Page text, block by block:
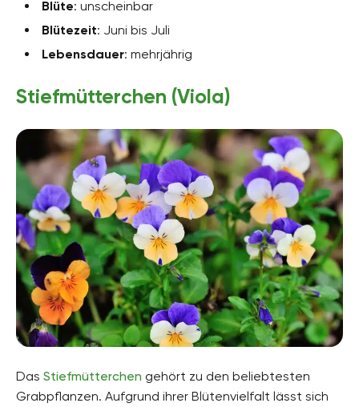
Blüte: unscheinbar
Blütezeit: Juni bis Juli
Lebensdauer: mehrjährig
Stiefmütterchen (Viola)
Das Stiefmütterchen gehört zu den beliebtesten
Grabpflanzen. Aufgrund ihrer Blütenvielfalt lässt sich